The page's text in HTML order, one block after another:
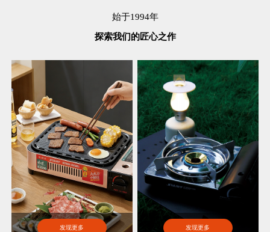
始于1994年
探索我们的匠心之作
发现更多 发现更多